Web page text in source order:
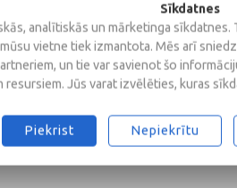
Sīkdatnes
analītiskās un mārketinga
vietne tiek izmantota. Mēs arī
un tie var savienot šo
resursiem. Jūs varat izvēlēties, kuras
Piekrist Nepiekrītu